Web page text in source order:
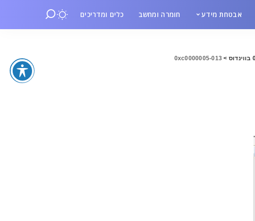
אבטחת מידע חומרה ומחשב כלים ומדריכים
>
0xc0000005-013